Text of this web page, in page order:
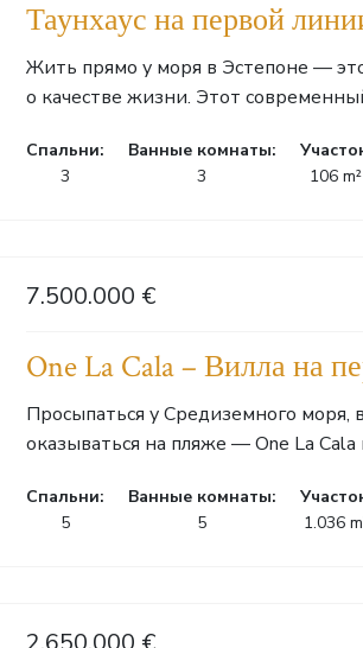
Таунхаус на первой
Жить прямо у моря в Эстепоне —
о качестве жизни. Этот
Cпальни:
3
Ванные комнаты:
3
106 m²
7.500.000 €
One La Cala – Вилла на
Просыпаться у Средиземного моря,
оказываться на пляже — One La Cala
Cпальни:
5
Ванные комнаты:
5
1.036